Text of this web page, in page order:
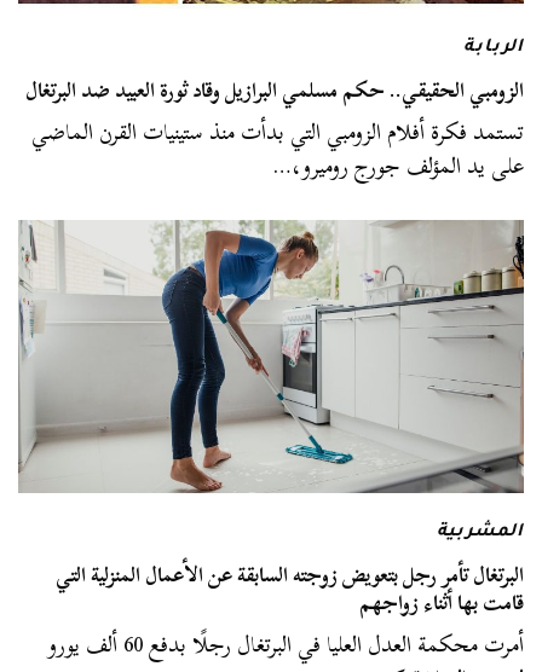
الربابة
الزومبي الحقيقي.. حكم مسلمي البرازيل وقاد ثورة العبيد ضد البرتغال
تستمد فكرة أفلام الزومبي التي بدأت منذ ستينيات القرن الماضي
على يد المؤلف جورج روميرو،…
المشربية
البرتغال تأمر رجل بتعويض زوجته السابقة عن الأعمال المنزلية التي
قامت بها أثناء زواجهم
أمرت محكمة العدل العليا في البرتغال رجلًا بدفع 60 ألف يورو